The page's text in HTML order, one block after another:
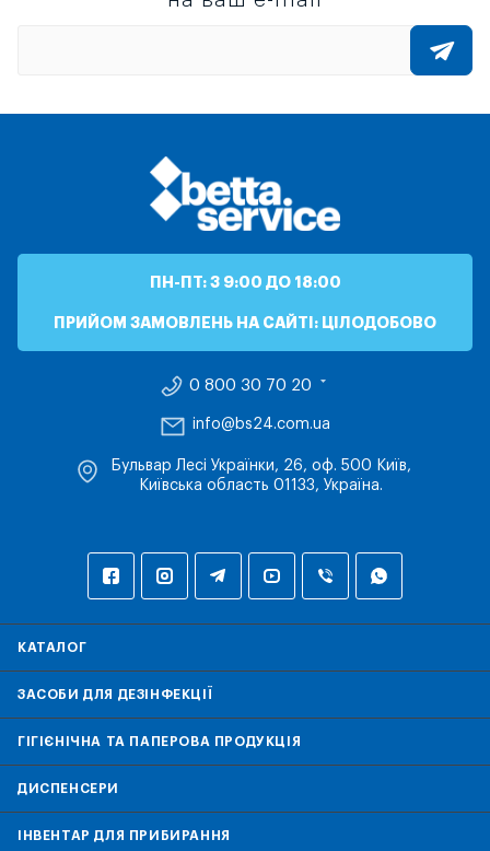
ПН-ПТ: З 9:00 ДО 18:00
ПРИЙОМ ЗАМОВЛЕНЬ НА САЙТІ: ЦІЛОДОБОВО
0 800 30 70 20
info@bs24.com.ua
Бульвар Лесі Українки, 26, оф. 500 Київ,
Київська область 01133, Україна.
КАТАЛОГ
ЗАСОБИ ДЛЯ ДЕЗІНФЕКЦІЇ
ГІГІЄНІЧНА ТА ПАПЕРОВА ПРОДУКЦІЯ
ДИСПЕНСЕРИ
ІНВЕНТАР ДЛЯ ПРИБИРАННЯ